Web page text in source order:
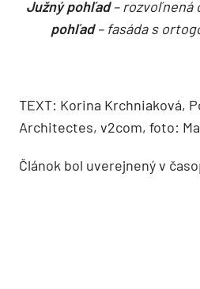
školských lavíc rovno na